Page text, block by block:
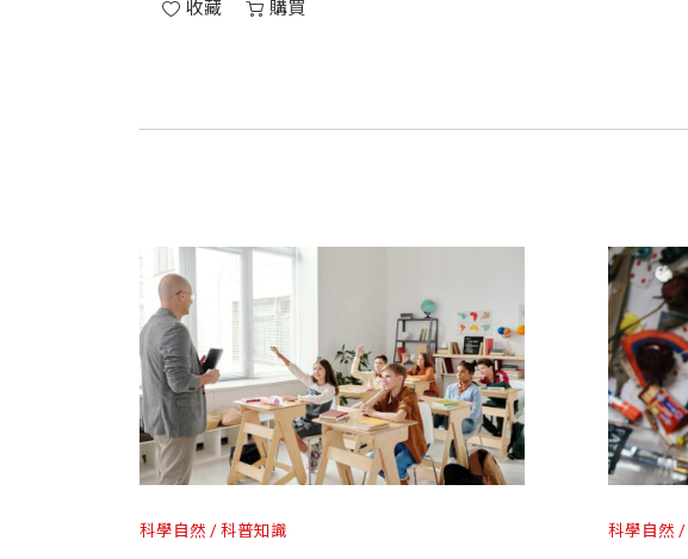
收藏 購買
科學自然 科普知識 科學自然